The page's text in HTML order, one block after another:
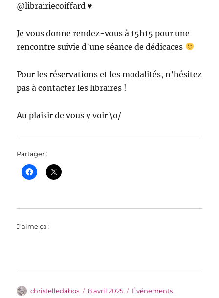
@librairiecoiffard ♥
Je vous donne rendez-vous à 15h15 pour une
rencontre suivie d’une séance de dédicaces
Pour les réservations et les modalités, n’hésitez
pas à contacter les libraires !
Au plaisir de vous y voir \o/
Partager :
J’aime ça :
Auteur
christelledabos
Publié
8 avril 2025 Catégories
Événements